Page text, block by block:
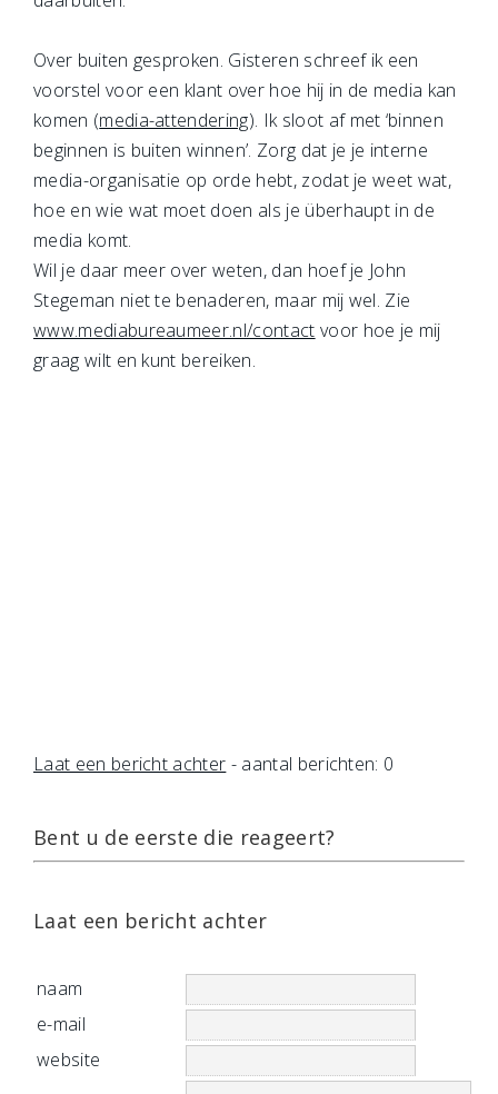
Over buiten gesproken. Gisteren schreef ik een
voorstel voor een klant over hoe hij in de media kan
komen (media-attendering). Ik sloot af met ‘binnen
beginnen is buiten winnen’. Zorg dat je je interne
media-organisatie op orde hebt, zodat je weet wat,
hoe en wie wat moet doen als je überhaupt in de
media komt.
Wil je daar meer over weten, dan hoef je John
Stegeman niet te benaderen, maar mij wel. Zie
www.mediabureaumeer.nl/contact voor hoe je mij
graag wilt en kunt bereiken.
Laat een bericht achter - aantal berichten: 0
Bent u de eerste die reageert?
Laat een bericht achter
naam
e-mail
website